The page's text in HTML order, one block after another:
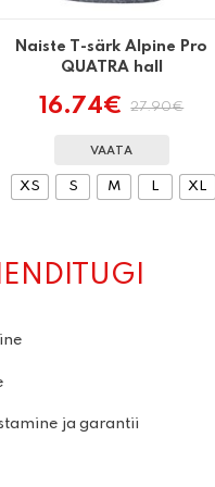
Naiste T-särk Alpine Pro
QUATRA hall
27.90€
Algne
oli:
27.90€.
16.74€
Praegune
on:
16.74€.
VAATA
XS S M L XL
ja garantii